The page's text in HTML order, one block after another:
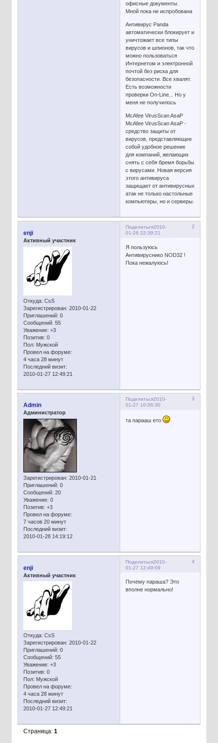
офисные документы.
Мной пока не испробована
Антивирус Panda
автоматически блокирует и
уничтожает все типы
вирусов и шпионов, так что
можно пользоваться
Интернетом и электронной
почтой без риска для
безопасности. Все хвалят.
Есть возможности
проверки On-Line... Но у
меня не получилось
McAfee VirusScan AsaP
McAfee VirusScan AsaP -
средство защиты от
вирусов, представляющее
собой удобное решение
для компаний, желающих
снять с себя бремя борьбы
с вирусами. Новая версия
этого антивируса
защищает от антивирусных
атак не только настольные
компьютеры, но и серверы.
Поделиться 2
2010-
01-26 22:39:21
enji
Активный участник
Откуда: CsS
Зарегистрирован: 2010-01-22
Приглашений: 0
Сообщений: 55
Уважение: +3
Позитив: 0
Пол: Мужской
Провел на форуме:
4 часа 28 минут
Последний визит:
2010-01-27 12:49:21
Я пользуюсь
Антивируснико NOD32 !
Пока нежалуюсь!
Поделиться 3
2010-
01-27 10:06:30
Admin
Администратор
Зарегистрирован: 2010-01-21
Приглашений: 0
Сообщений: 20
Уважение: 0
Позитив: +3
Провел на форуме:
7 часов 20 минут
Последний визит:
2010-01-28 14:19:12
та парааш ето
Поделиться 4
2010-
01-27 12:49:09
enji
Активный участник
Откуда: CsS
Зарегистрирован: 2010-01-22
Приглашений: 0
Сообщений: 55
Уважение: +3
Позитив: 0
Пол: Мужской
Провел на форуме:
4 часа 28 минут
Последний визит:
2010-01-27 12:49:21
Почему параша? Это
вполне нормально!
Страница: 1